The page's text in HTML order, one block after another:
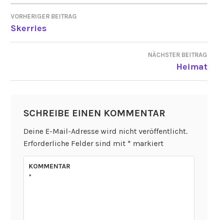
BEITRAGSNAVIGATION
VORHERIGER BEITRAG
Skerries
NÄCHSTER BEITRAG
Heimat
SCHREIBE EINEN KOMMENTAR
Deine E-Mail-Adresse wird nicht veröffentlicht.
Erforderliche Felder sind mit * markiert
KOMMENTAR
*